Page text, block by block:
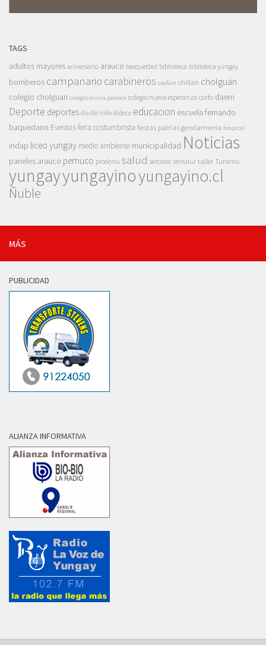
TAGS
adultos mayores aniversario arauco basquetbol biblioteca biblioteca yungay
bomberos campanario carabineros cesfam chillan cholguán
colegio cholguan colegio divina pastora colegio nueva esperanza corfo daem
Deporte deportes dia del niño dideco educacion escuela fernando
baquedano Eventosferia costumbrista fiestas patrias gendarmeria hospital
indap liceo yungay medio ambiente municipalidad Noticias
paneles arauco pemuco prodemu salud sercotec sernatur taller Turismo
yungayyungayinoyungayino.cl
Ñuble
MÁS
PUBLICIDAD
ALIANZA INFORMATIVA